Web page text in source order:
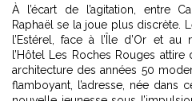
À l’écart de l’agitation, entre
Raphaël se la joue plus discrète.
l’Estérel, face à l’Île d’Or et au
l’Hôtel Les Roches Rouges
architecture des années 50
flamboyant, l’adresse, née dans